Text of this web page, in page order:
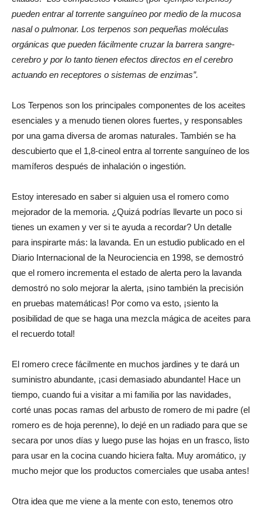
pueden entrar al torrente sanguíneo por medio de la mucosa
nasal o pulmonar. Los terpenos son pequeñas moléculas
orgánicas que pueden fácilmente cruzar la barrera sangre-
cerebro y por lo tanto tienen efectos directos en el cerebro
actuando en receptores o sistemas de enzimas”.
Los Terpenos son los principales componentes de los aceites
esenciales y a menudo tienen olores fuertes, y responsables
por una gama diversa de aromas naturales. También se ha
descubierto que el 1,8-cineol entra al torrente sanguíneo de los
mamíferos después de inhalación o ingestión.
Estoy interesado en saber si alguien usa el romero como
mejorador de la memoria. ¿Quizá podrías llevarte un poco si
tienes un examen y ver si te ayuda a recordar? Un detalle
para inspirarte más: la lavanda. En un estudio publicado en el
Diario Internacional de la Neurociencia en 1998, se demostró
que el romero incrementa el estado de alerta pero la lavanda
demostró no solo mejorar la alerta, ¡sino también la precisión
en pruebas matemáticas! Por como va esto, ¡siento la
posibilidad de que se haga una mezcla mágica de aceites para
el recuerdo total!
El romero crece fácilmente en muchos jardines y te dará un
suministro abundante, ¡casi demasiado abundante! Hace un
tiempo, cuando fui a visitar a mi familia por las navidades,
corté unas pocas ramas del arbusto de romero de mi padre (el
romero es de hoja perenne), lo dejé en un radiado para que se
secara por unos días y luego puse las hojas en un frasco, listo
para usar en la cocina cuando hiciera falta. Muy aromático, ¡y
mucho mejor que los productos comerciales que usaba antes!
Otra idea que me viene a la mente con esto, tenemos otro